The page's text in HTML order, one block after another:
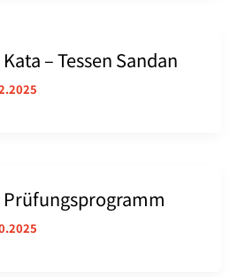
– Tessen Sandan
Prüfungsprogramm